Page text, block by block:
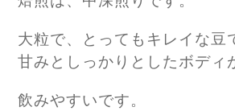
大粒で、とってもキレイな豆
甘みとしっかりとしたボディ
飲みやすいです。